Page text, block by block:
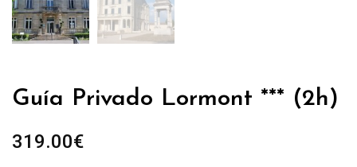
Guía Privado Lormont *** (2h)
319.00€